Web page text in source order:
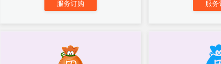
服务订购 服务